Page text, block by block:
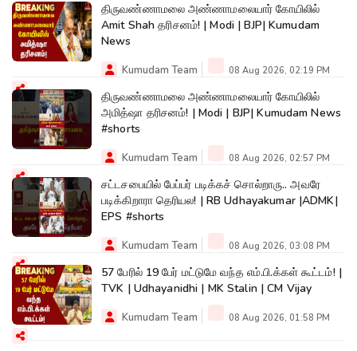
திருவண்ணாமலை அண்ணாமலையார் கோயிலில்
Amit Shah தரிசனம்! | Modi | BJP| Kumudam
News
Kumudam Team 08 Aug 2026, 02:19 PM
திருவண்ணாமலை அண்ணாமலையார் கோயிலில்
அமித்ஷா தரிசனம்! | Modi | BJP| Kumudam News
#shorts
Kumudam Team 08 Aug 2026, 02:57 PM
சட்டசபையில் பேப்பர் படிக்கச் சொல்றாரு.. அவரே
படிக்கிறாரா தெரியல! | RB Udhayakumar |ADMK|
EPS #shorts
Kumudam Team 08 Aug 2026, 03:08 PM
57 பேரில் 19 பேர் மட்டுமே வந்த எம்.பி.க்கள் கூட்டம்! |
TVK | Udhayanidhi | MK Stalin | CM Vijay
Kumudam Team 08 Aug 2026, 01:58 PM